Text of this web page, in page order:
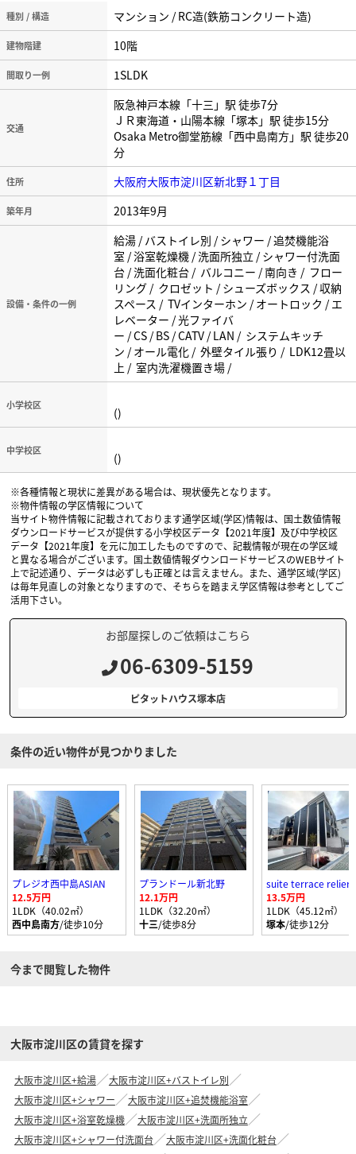
種別 / 構造 マンション / RC造(鉄筋コンクリート造)
建物階建 10階
間取り一例 1SLDK
交通
阪急神戸本線「十三」駅 徒歩7分
ＪＲ東海道・山陽本線「塚本」駅 徒歩15分
Osaka Metro御堂筋線「西中島南方」駅 徒歩20
分
住所 大阪府大阪市淀川区新北野１丁目
築年月 2013年9月
設備・条件の一例
給湯 / バストイレ別 / シャワー / 追焚機能浴
室 / 浴室乾燥機 / 洗面所独立 / シャワー付洗面
台 / 洗面化粧台 / バルコニー / 南向き / フロー
リング / クロゼット / シューズボックス / 収納
スペース / TVインターホン / オートロック / エ
レベーター / 光ファイバ
ー / CS / BS / CATV / LAN / システムキッチ
ン / オール電化 / 外壁タイル張り / LDK12畳以
上 / 室内洗濯機置き場 /
小学校区 ()
中学校区 ()
※各種情報と現状に差異がある場合は、現状優先となります。
※物件情報の学区情報について
当サイト物件情報に記載されております通学区域(学区)情報は、国土数値情報
ダウンロードサービスが提供する小学校区データ【2021年度】及び中学校区
データ【2021年度】を元に加工したものですので、記載情報が現在の学区域
と異なる場合がございます。国土数値情報ダウンロードサービスのWEBサイト
上で記述通り、データは必ずしも正確とは言えません。また、通学区域(学区)
は毎年見直しの対象となりますので、そちらを踏まえ学区情報は参考としてご
活用下さい。
お部屋探しのご依頼はこちら
06-6309-5159
ピタットハウス塚本店
条件の近い物件が見つかりました
プレジオ西中島ASIAN
12.5万円
1LDK（40.02㎡）
西中島南方/徒歩10分
プランドール新北野
12.1万円
1LDK（32.20㎡）
十三/徒歩8分
suite terrace relier
13.5万円
1LDK（45.12㎡）
塚本/徒歩12分
今まで閲覧した物件
大阪市淀川区の賃貸を探す
大阪市淀川区+給湯
大阪市淀川区+バストイレ別
大阪市淀川区+シャワー
大阪市淀川区+追焚機能浴室
大阪市淀川区+浴室乾燥機
大阪市淀川区+洗面所独立
大阪市淀川区+シャワー付洗面台
大阪市淀川区+洗面化粧台